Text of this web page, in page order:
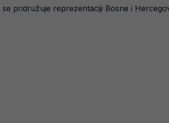
pridružuje reprezentaciji Bosne i